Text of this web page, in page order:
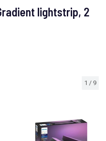
1 / 9
lightstrip, 2